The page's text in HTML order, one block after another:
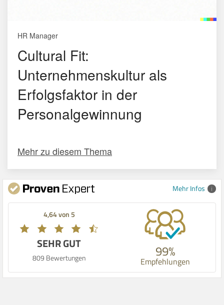
HR Manager
Cultural Fit:
Unternehmenskultur als
Erfolgsfaktor in der
Personalgewinnung
Mehr zu diesem Thema
Mehr Infos
4,64 von 5
SEHR GUT
809 Bewertungen 99%
Empfehlungen